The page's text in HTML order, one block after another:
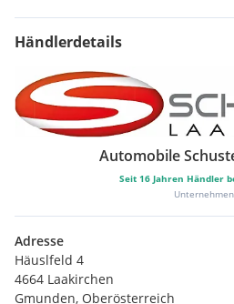
Lederlenkrad
Mittelarmlehne
Aussenspiegel elektrisch
Händlerdetails
Automobile
Seit 16 Jahren Händler
Unternehmen
Adresse
Häuslfeld 4
4664 Laakirchen
Gmunden, Oberösterreich